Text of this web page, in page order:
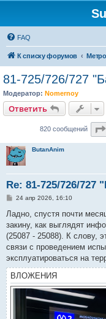
FAQ
К списку форумов Метро
81-725/726/727
Модератор: Nomernoy
Ответить
820 сообщений
ButanAnim
Re: 81-725/726/727
С
о
б
щ
е
и
е
24 апр 2026, 16:10
Ладно, спустя почти
закину, как выглядят
(25087 - 25088). К слову,
связи с проведением
эксплуатироваться на
ВЛОЖЕНИЯ